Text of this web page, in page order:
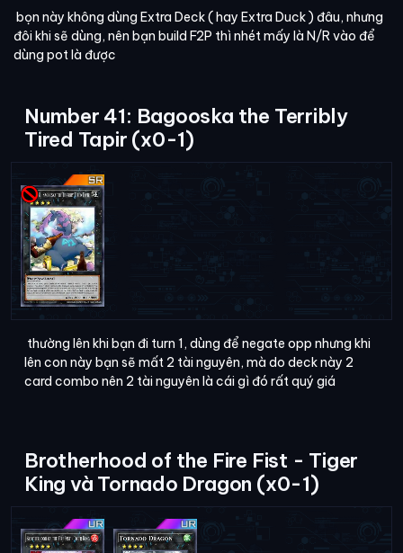
bọn này không dùng Extra Deck ( hay Extra Duck ) đâu, nhưng
đôi khi sẽ dùng, nên bạn build F2P thì nhét mấy là N/R vào để
dùng pot là được
Number 41: Bagooska the Terribly
Tired Tapir (x0-1)
thường lên khi bạn đi turn 1, dùng để negate opp nhưng khi
lên con này bạn sẽ mất 2 tài nguyên, mà do deck này 2
card combo nên 2 tài nguyên là cái gì đó rất quý giá
Brotherhood of the Fire Fist - Tiger
King và Tornado Dragon (x0-1)